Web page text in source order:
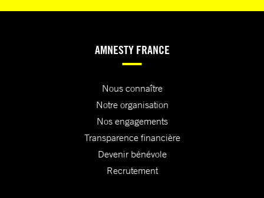
AMNESTY FRANCE
Nous connaître
Notre organisation
Nos engagements
Transparence financière
Devenir bénévole
Recrutement